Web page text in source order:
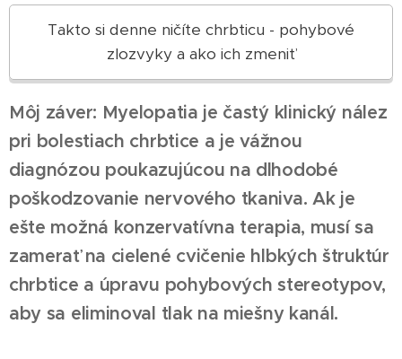
Takto si denne ničíte chrbticu - pohybové
zlozvyky a ako ich zmeniť
Môj záver: Myelopatia je častý klinický nález
pri bolestiach chrbtice a je vážnou
diagnózou poukazujúcou na dlhodobé
poškodzovanie nervového tkaniva. Ak je
ešte možná konzervatívna terapia, musí sa
zamerať na cielené cvičenie hlbkých štruktúr
chrbtice a úpravu pohybových stereotypov,
aby sa eliminoval tlak na miešny kanál.